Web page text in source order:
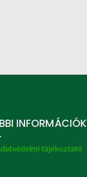
INFORMÁCIÓK
tájékoztató